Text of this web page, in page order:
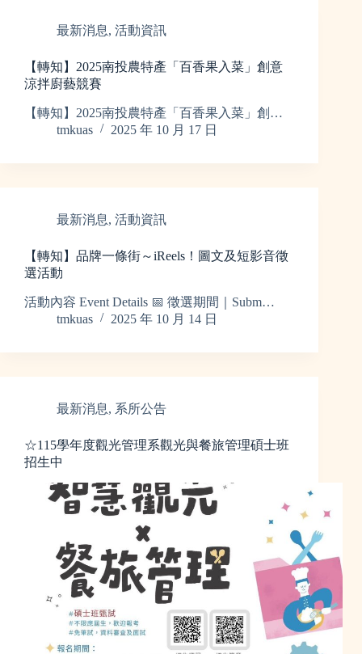
最新消息, 活動資訊
【轉知】2025南投農特產「百香果入菜」創意
涼拌廚藝競賽
【轉知】2025南投農特產「百香果入菜」創…
tmkuas
2025 年 10 月 17 日
最新消息, 活動資訊
【轉知】品牌一條街～iReels！圖文及短影音徵
選活動
活動內容 Event Details 📅 徵選期間｜Subm…
tmkuas
2025 年 10 月 14 日
最新消息, 系所公告
☆115學年度觀光管理系觀光與餐旅管理碩士班
招生中